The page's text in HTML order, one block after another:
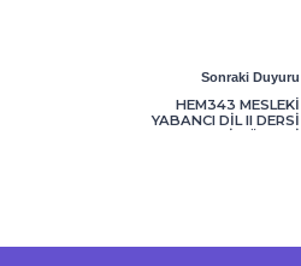
Sonraki Duyuru
HEM343 MESLEKİ
YABANCI DİL II DERSİ
HOCADIR. E-mail